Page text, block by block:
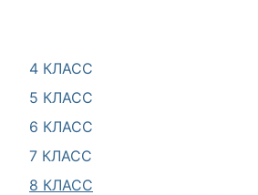
4 КЛАСС
5 КЛАСС
6 КЛАСС
7 КЛАСС
8 КЛАСС